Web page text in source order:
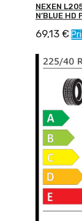
NEXEN
N’BLUE HD
69,13 €